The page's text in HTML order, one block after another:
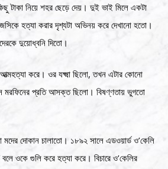
টাকা নিয়ে শহর ছেড়ে দেয়। দুই ভাই মিলে একটা
হত্যা করার দৃশ্যটা অভিনয় করে দেখানো হতো।
দুয়োধ্বনি দিতো।
করে। ওর যক্ষ্মা ছিলো, তখন এটার কোনো
মরফিনের প্রতি আসক্ত ছিলো। বিষণ্ণতায় ভুগতো
মদের দোকান চালাতো। ১৮৯২ সালে এডওয়ার্ড ও’কেলি
ওকে গুলি করে হত্যা করে। বিচারে ও’কেলির